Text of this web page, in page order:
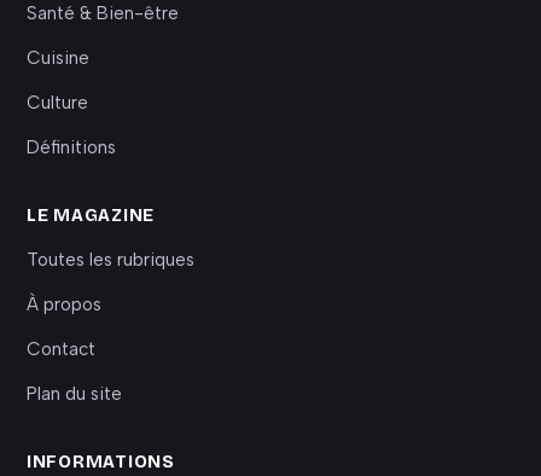
Santé & Bien-être
Cuisine
Culture
Définitions
LE MAGAZINE
Toutes les rubriques
À propos
Contact
Plan du site
INFORMATIONS